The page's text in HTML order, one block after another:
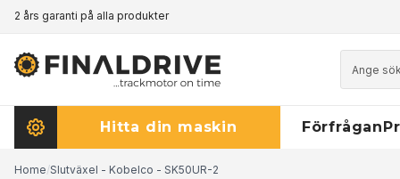
2 års garanti på alla produkterPrismatch - klicka här för att läsa mer
Hitta din maskin Förfrågan
Home/Slutväxel - Kobelco - SK50UR-2